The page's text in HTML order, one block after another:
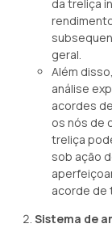
da treliça
geral.
Além
análise
acordes
os nós de
treliça
sob ação
acorde de
Sistema de